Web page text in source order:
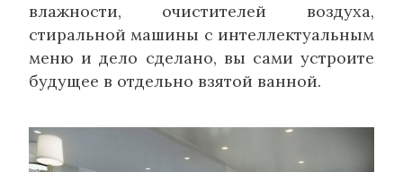
влажности, очистителей воздуха,
стиральной машины с интеллектуальным
меню и дело сделано, вы сами устроите
будущее в отдельно взятой ванной.